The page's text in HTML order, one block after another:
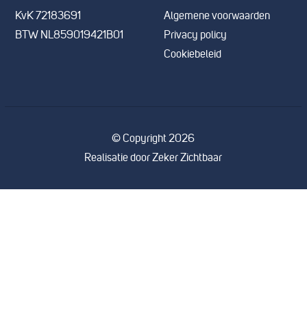
KvK 72183691
BTW NL859019421B01
Algemene voorwaarden
Privacy policy
Cookiebeleid
© Copyright 2026
Realisatie doorZeker Zichtbaar